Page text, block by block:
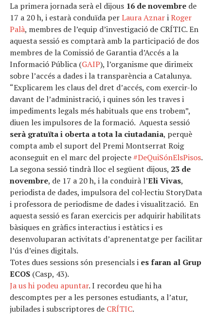
La primera jornada serà el dijous 16 de novembre de
17 a 20 h, i estarà conduïda perLaura AznariRoger
Palà, membres de l’equip d’investigació de CRÍTIC. En
aquesta sessió es comptarà amb la participació de dos
membres de la Comissió de Garantia d’Accés a la
Informació Pública (GAIP), l’organisme que dirimeix
sobre l’accés a dades i la transparència a Catalunya.
“Explicarem les claus del dret d’accés, com exercir-lo
davant de l’administració, i quines són les traves i
impediments legals més habituals que ens trobem”,
diuen les impulsores de la formació. Aquesta sessió
serà gratuïta i oberta a tota la ciutadania, perquè
compta amb el suport del Premi Montserrat Roig
aconseguit en el marc del projecte#DeQuiSónElsPisos.
La segona sessió tindrà lloc el següent dijous, 23 de
novembre, de 17 a 20 h, i la conduirà l’Eli Vivas,
periodista de dades, impulsora del col·lectiu StoryData
i professora de periodisme de dades i visualització. En
aquesta sessió es faran exercicis per adquirir habilitats
bàsiques en gràfics interactius i estàtics i es
desenvoluparan activitats d’aprenentatge per facilitar
l’ús d’eines digitals.
Totes dues sessions són presencials i es faran al Grup
ECOS (Casp, 43).
Ja us hi podeu apuntar. I recordeu que hi ha
descomptes per a les persones estudiants, a l’atur,
jubilades i subscriptores de CRÍTIC.